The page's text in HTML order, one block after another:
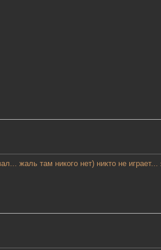
жаль там никого нет) никто не